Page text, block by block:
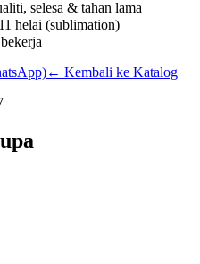
selesa & tahan lama
helai (sublimation)
← Kembali ke Katalog